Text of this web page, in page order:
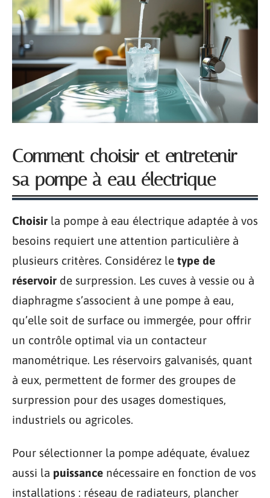
Comment choisir et entretenir
sa pompe à eau électrique
Choisir la pompe à eau électrique adaptée à vos
besoins requiert une attention particulière à
plusieurs critères. Considérez le type de
réservoir de surpression. Les cuves à vessie ou à
diaphragme s’associent à une pompe à eau,
qu’elle soit de surface ou immergée, pour offrir
un contrôle optimal via un contacteur
manométrique. Les réservoirs galvanisés, quant
à eux, permettent de former des groupes de
surpression pour des usages domestiques,
industriels ou agricoles.
Pour sélectionner la pompe adéquate, évaluez
aussi la puissance nécessaire en fonction de vos
installations : réseau de radiateurs, plancher